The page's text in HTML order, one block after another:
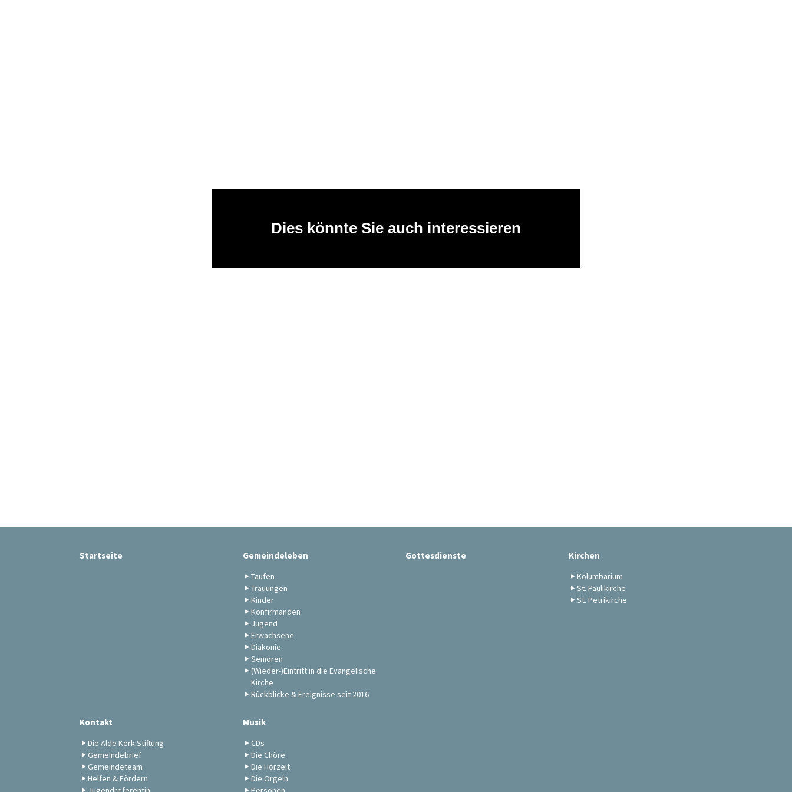
Dies könnte Sie auch interessieren
Startseite Gemeindeleben
Taufen
Trauungen
Kinder
Konfirmanden
Jugend
Erwachsene
Diakonie
Senioren
(Wieder-)Eintritt in die Evangelische
Kirche
Rückblicke & Ereignisse seit 2016
Gottesdienste Kirchen
Kolumbarium
St. Paulikirche
St. Petrikirche
Kontakt
Die Alde Kerk-Stiftung
Gemeindebrief
Gemeindeteam
Helfen & Fördern
Musik
CDs
Die Chöre
Die Hörzeit
Die Orgeln